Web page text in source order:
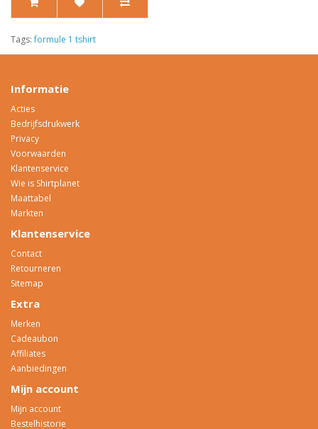
Tags:formule 1 tshirt
Informatie
Acties
Bedrijfsdrukwerk
Privacy
Voorwaarden
Klantenservice
Wie is Shirtplanet
Maattabel
Markten
Klantenservice
Contact
Retourneren
Sitemap
Extra
Merken
Cadeaubon
Affiliates
Aanbiedingen
Mijn account
Mijn account
Bestelhistorie